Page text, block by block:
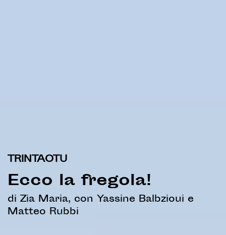
TRINTAOTU
Ecco la fregola!
di Zia Maria, con Yassine Balbzioui e
Matteo Rubbi